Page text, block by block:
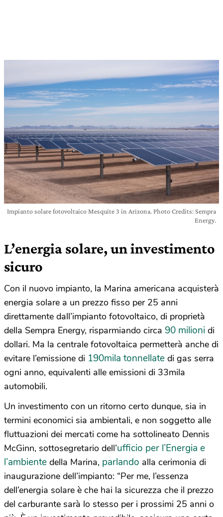
Impianto solare fotovoltaico Mesquite 3 in Arizona. Photo Credits: Sempra
Energy.
L’energia solare, un investimento
sicuro
Con il nuovo impianto, la Marina americana acquisterà
energia solare a un prezzo fisso per 25 anni
direttamente dall’impianto fotovoltaico, di proprietà
della Sempra Energy, risparmiando circa 90 milioni di
dollari. Ma la centrale fotovoltaica permetterà anche di
evitare l’emissione di 190mila tonnellate di gas serra
ogni anno, equivalenti alle emissioni di 33mila
automobili.
Un investimento con un ritorno certo dunque, sia in
termini economici sia ambientali, e non soggetto alle
fluttuazioni dei mercati come ha sottolineato Dennis
McGinn, sottosegretario dell’ufficio per l’Energia e
l’ambiente della Marina, parlando alla cerimonia di
inaugurazione dell’impianto: “Per me, l’essenza
dell’energia solare è che hai la sicurezza che il prezzo
del carburante sarà lo stesso per i prossimi 25 anni o